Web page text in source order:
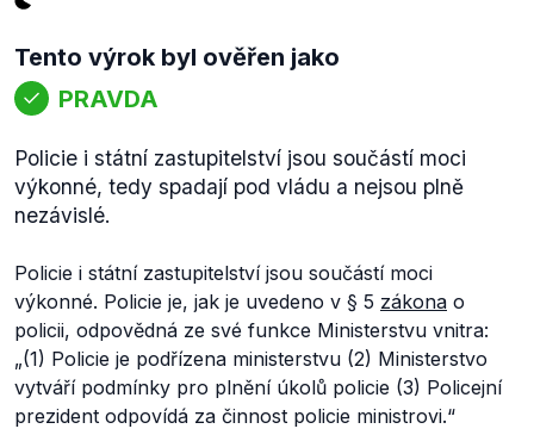
Tento výrok byl ověřen jako
PRAVDA
Policie i státní zastupitelství jsou součástí moci
výkonné, tedy spadají pod vládu a nejsou plně
nezávislé.
Policie i státní zastupitelství jsou součástí moci
výkonné. Policie je, jak je uvedeno v § 5 zákona o
policii, odpovědná ze své funkce Ministerstvu vnitra:
„(1) Policie je podřízena ministerstvu (2) Ministerstvo
vytváří podmínky pro plnění úkolů policie (3) Policejní
prezident odpovídá za činnost policie ministrovi.“